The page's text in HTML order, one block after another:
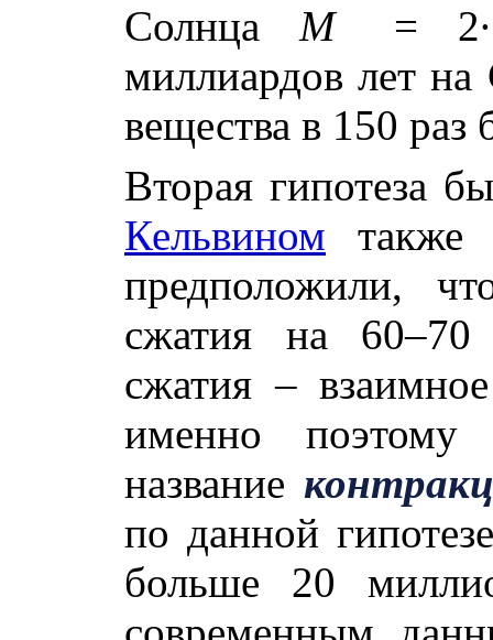
СолнцаM
=
миллиардов лет
вещества в 150
Вторая гипотеза
Кельвином также
предположили,
сжатия на 60–70
сжатия –
именно поэтому
название
по данной
больше 20